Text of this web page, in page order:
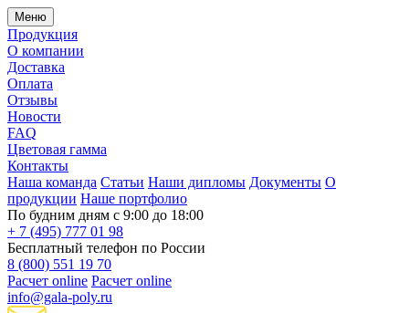
Меню
Продукция
О компании
Доставка
Оплата
Отзывы
Новости
FAQ
Цветовая гамма
Контакты
Наша команда Статьи Наши дипломы Документы О
продукции Наше портфолио
По будним дням с 9:00 до 18:00
+ 7 (495) 777 01 98
Бесплатный телефон по России
8 (800) 551 19 70
Расчет online Расчет online
info@gala-poly.ru